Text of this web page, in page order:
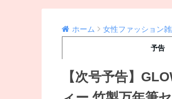
ホーム 女性ファッション
予告
【次号予告】